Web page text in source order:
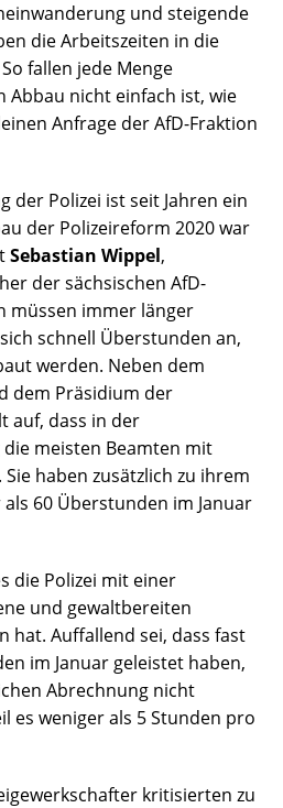
und steigende
die Arbeitszeiten in die
fallen jede Menge
Abbau nicht einfach ist, wie
Anfrage der AfD-Fraktion
der Polizei ist seit Jahren ein
der Polizeireform 2020 war
Sebastian Wippel,
der sächsischen AfD-
müssen immer länger
schnell Überstunden an,
werden. Neben dem
dem Präsidium der
auf, dass in der
meisten Beamten mit
haben zusätzlich zu ihrem
60 Überstunden im Januar
die Polizei mit einer
und gewaltbereiten
hat. Auffallend sei, dass fast
im Januar geleistet haben,
Abrechnung nicht
es weniger als 5 Stunden pro
kritisierten zu